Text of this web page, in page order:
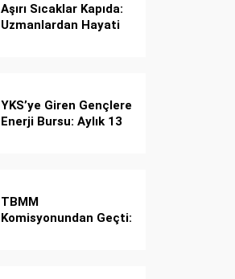
Aşırı Sıcaklar Kapıda:
Uzmanlardan Hayati
YKS’ye Giren Gençlere
Enerji Bursu: Aylık 13
TBMM
Komisyonundan Geçti: